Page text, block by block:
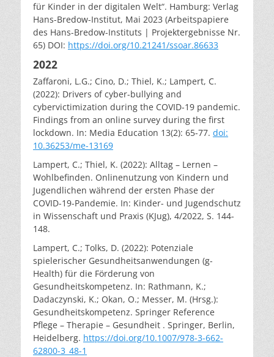
für Kinder in der digitalen Welt“. Hamburg: Verlag
Hans-Bredow-Institut, Mai 2023 (Arbeitspapiere
des Hans-Bredow-Instituts | Projektergebnisse Nr.
65) DOI: https://doi.org/10.21241/ssoar.86633
2022
Zaffaroni, L.G.; Cino, D.; Thiel, K.; Lampert, C.
(2022): Drivers of cyber-bullying and
cybervictimization during the COVID-19 pandemic.
Findings from an online survey during the first
lockdown. In: Media Education 13(2): 65-77. doi:
10.36253/me-13169
Lampert, C.; Thiel, K. (2022): Alltag – Lernen –
Wohlbefinden. Onlinenutzung von Kindern und
Jugendlichen während der ersten Phase der
COVID-19-Pandemie. In: Kinder- und Jugendschutz
in Wissenschaft und Praxis (KJug), 4/2022, S. 144-
148.
Lampert, C.; Tolks, D. (2022): Potenziale
spielerischer Gesundheitsanwendungen (g-
Health) für die Förderung von
Gesundheitskompetenz. In: Rathmann, K.;
Dadaczynski, K.; Okan, O.; Messer, M. (Hrsg.):
Gesundheitskompetenz. Springer Reference
Pflege – Therapie – Gesundheit . Springer, Berlin,
Heidelberg. https://doi.org/10.1007/978-3-662-
62800-3_48-1